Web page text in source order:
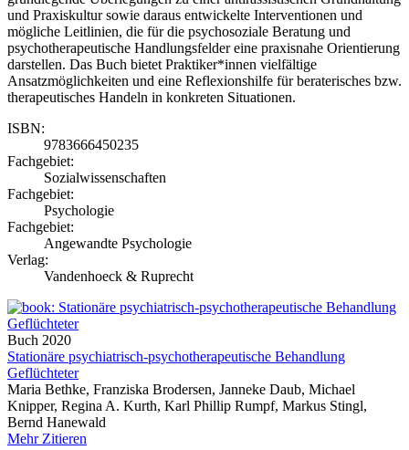
und Praxiskultur sowie daraus entwickelte Interventionen und
mögliche Leitlinien, die für die psychosoziale Beratung und
psychotherapeutische Handlungsfelder eine praxisnahe Orientierung
darstellen. Das Buch bietet Praktiker*innen vielfältige
Ansatzmöglichkeiten und eine Reflexionshilfe für beraterisches bzw.
therapeutisches Handeln in konkreten Situationen.
ISBN:
9783666450235
Fachgebiet:
Sozialwissenschaften
Fachgebiet:
Psychologie
Fachgebiet:
Angewandte Psychologie
Verlag:
Vandenhoeck & Ruprecht
Buch 2020
Stationäre psychiatrisch-psychotherapeutische Behandlung
Geflüchteter
Maria Bethke, Franziska Brodersen, Janneke Daub, Michael
Knipper, Regina A. Kurth, Karl Phillip Rumpf, Markus Stingl,
Bernd Hanewald
Mehr Zitieren